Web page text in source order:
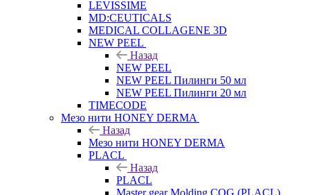
LEVISSIME
MD:CEUTICALS
MEDICAL COLLAGENE 3D
NEW PEEL
Назад
NEW PEEL
NEW PEEL Пилинги 50 мл
NEW PEEL Пилинги 20 мл
TIMECODE
Мезо нити HONEY DERMA
Назад
Мезо нити HONEY DERMA
PLACL
Назад
PLACL
Master gear Molding COG (PLACL)